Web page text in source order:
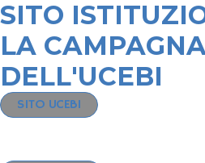
SITO
LA
DELL'UCEBI
SITO UCEBI